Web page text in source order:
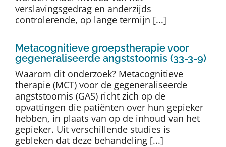
verslavingsgedrag en anderzijds
controlerende, op lange termijn [...]
Metacognitieve groepstherapie voor
gegeneraliseerde angststoornis (33-3-9)
Waarom dit onderzoek? Metacognitieve
therapie (MCT) voor de gegeneraliseerde
angststoornis (GAS) richt zich op de
opvattingen die patiënten over hun gepieker
hebben, in plaats van op de inhoud van het
gepieker. Uit verschillende studies is
gebleken dat deze behandeling [...]